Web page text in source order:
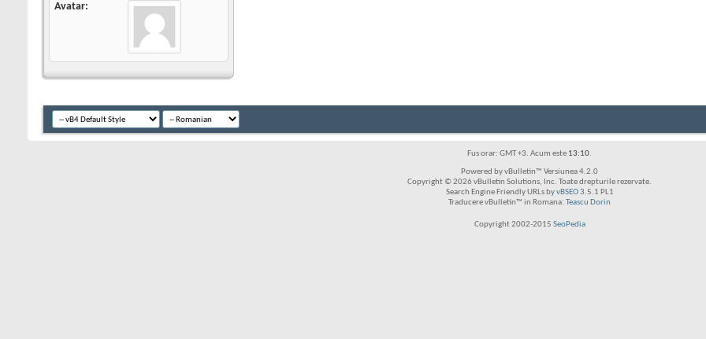
Avatar
Fus orar: GMT +3. Acum este 13:10.
Powered by vBulletin™ Versiunea 4.2.0
Copyright © 2026 vBulletin Solutions, Inc. Toate drepturile rezervate.
Search Engine Friendly URLs byvBSEO3.5.1 PL1
Traducere vBulletin™ in Romana: Teascu Dorin
Copyright 2002-2015 SeoPedia